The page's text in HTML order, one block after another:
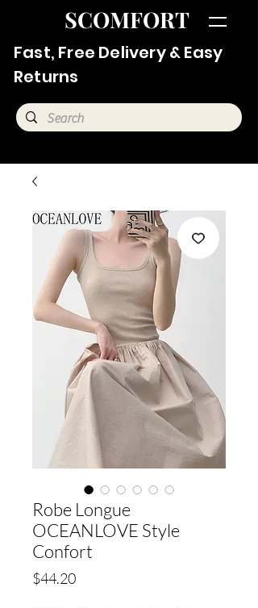
SCOMFORT
Fast, Free Delivery & Easy
Returns
Robe Longue
OCEANLOVE Style
Confort
$44.20Price